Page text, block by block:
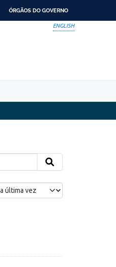
ÓRGÃOS DO GOVERNO
ENGLISH